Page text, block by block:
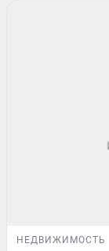
НЕДВИЖИМОСТЬ